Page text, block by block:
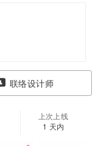
联络设计师
上次上线
1 天内